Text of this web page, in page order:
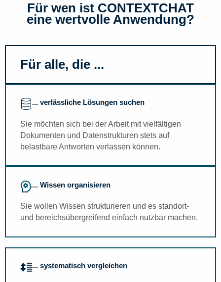
Für wen ist CONTEXTCHAT
eine wertvolle Anwendung?
Für alle, die ...
... verlässliche Lösungen suchen
Sie möchten sich bei der Arbeit mit vielfältigen
Dokumenten und Datenstrukturen stets auf
belastbare Antworten verlassen können.
... Wissen organisieren
Sie wollen Wissen strukturieren und es standort-
und bereichsübergreifend einfach nutzbar machen.
... systematisch vergleichen